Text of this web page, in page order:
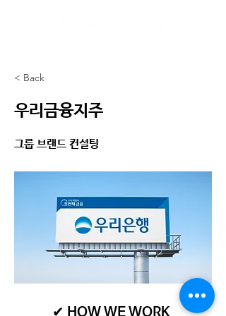
< Back
우리금융지주
그룹 브랜드 컨설팅